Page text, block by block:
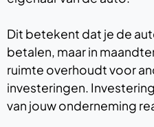
Dit betekent dat je de
betalen, maar in
ruimte overhoudt voor
investeringen.
van jouw onderneming